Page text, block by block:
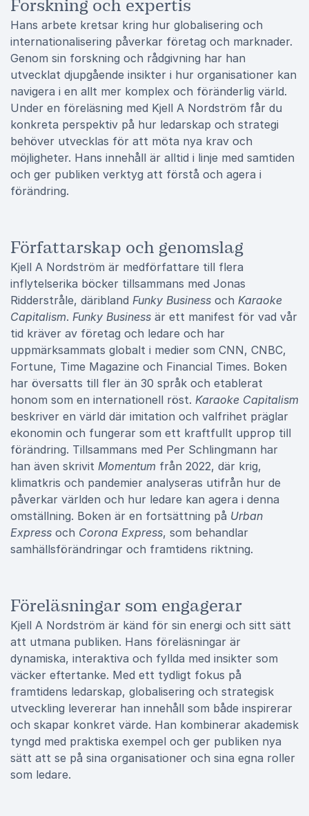
Forskning och expertis
Hans arbete kretsar kring hur globalisering och
internationalisering påverkar företag och marknader.
Genom sin forskning och rådgivning har han
utvecklat djupgående insikter i hur organisationer kan
navigera i en allt mer komplex och föränderlig värld.
Under en föreläsning med Kjell A Nordström får du
konkreta perspektiv på hur ledarskap och strategi
behöver utvecklas för att möta nya krav och
möjligheter. Hans innehåll är alltid i linje med samtiden
och ger publiken verktyg att förstå och agera i
förändring.
Författarskap och genomslag
Kjell A Nordström är medförfattare till flera
inflytelserika böcker tillsammans med Jonas
Ridderstråle, däribland Funky Business och Karaoke
Capitalism. Funky Business är ett manifest för vad vår
tid kräver av företag och ledare och har
uppmärksammats globalt i medier som CNN, CNBC,
Fortune, Time Magazine och Financial Times. Boken
har översatts till fler än 30 språk och etablerat
honom som en internationell röst. Karaoke Capitalism
beskriver en värld där imitation och valfrihet präglar
ekonomin och fungerar som ett kraftfullt upprop till
förändring. Tillsammans med Per Schlingmann har
han även skrivit Momentum från 2022, där krig,
klimatkris och pandemier analyseras utifrån hur de
påverkar världen och hur ledare kan agera i denna
omställning. Boken är en fortsättning på Urban
Express och Corona Express, som behandlar
samhällsförändringar och framtidens riktning.
Föreläsningar som engagerar
Kjell A Nordström är känd för sin energi och sitt sätt
att utmana publiken. Hans föreläsningar är
dynamiska, interaktiva och fyllda med insikter som
väcker eftertanke. Med ett tydligt fokus på
framtidens ledarskap, globalisering och strategisk
utveckling levererar han innehåll som både inspirerar
och skapar konkret värde. Han kombinerar akademisk
tyngd med praktiska exempel och ger publiken nya
sätt att se på sina organisationer och sina egna roller
som ledare.